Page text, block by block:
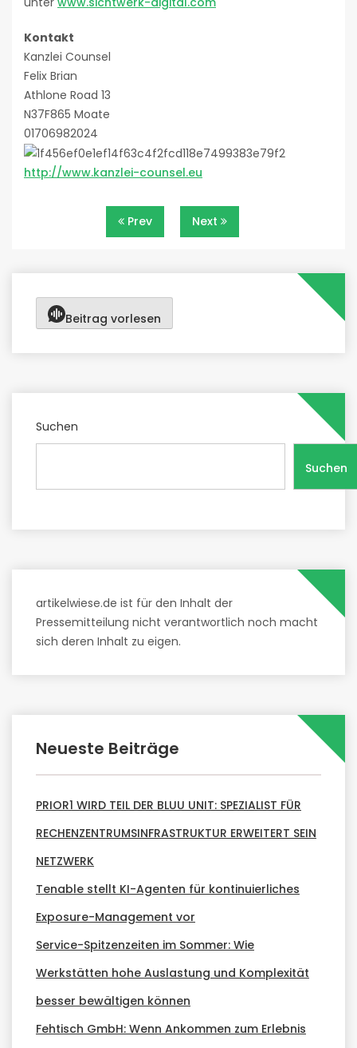
Kontakt
Kanzlei Counsel
Felix Brian
Athlone Road 13
N37F865 Moate
01706982024
http://www.kanzlei-counsel.eu
Beitragsnavigation
Prev Next
Beitrag vorlesen
Suchen
Suchen
artikelwiese.de ist für den Inhalt der
Pressemitteilung nicht verantwortlich noch macht
sich deren Inhalt zu eigen.
Neueste Beiträge
PRIOR1 WIRD TEIL DER BLUU UNIT: SPEZIALIST FÜR
RECHENZENTRUMSINFRASTRUKTUR ERWEITERT SEIN
NETZWERK
Tenable stellt KI-Agenten für kontinuierliches
Exposure-Management vor
Service-Spitzenzeiten im Sommer: Wie
Werkstätten hohe Auslastung und Komplexität
besser bewältigen können
Fehtisch GmbH: Wenn Ankommen zum Erlebnis